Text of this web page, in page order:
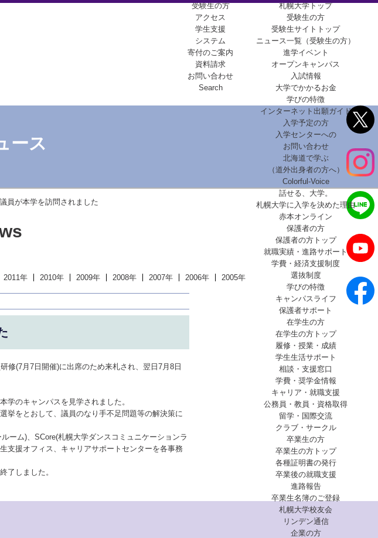
受験生の方
アクセス
学生支援
システム
寄付のご案内
資料請求
お問い合わせ
Search
札幌大学トップ
受験生の方
受験生サイトトップ
ニュース一覧（受験生の方）
進学イベント
オープンキャンパス
入試情報
大学でかかるお金
学びの特徴
インターネット出願ガイド
入学予定の方
入学センターへの
お問い合わせ
北海道で学ぶ
（道外出身者の方へ）
Colorful-Voice
話せる、大学。
札幌大学に入学を決めた理由
赤本オンライン
保護者の方
保護者の方トップ
就職実績・進路サポート
学費・経済支援制度
選抜制度
学びの特徴
キャンパスライフ
保護者サポート
在学生の方
在学生の方トップ
履修・授業・成績
学生生活サポート
相談・支援窓口
学費・奨学金情報
キャリア・就職支援
公務員・教員・資格取得
留学・国際交流
クラブ・サークル
卒業生の方
卒業生の方トップ
各種証明書の発行
卒業後の就職支援
進路報告
卒業生名簿のご登録
札幌大学校友会
リンデン通信
企業の方
ース
員が本学を訪問されました
2011年 2010年 2009年 2008年 2007年 2006年 2005年
修(7月7日開催)に出席のため来札され、翌日7月8日
学のキャンパスを見学されました。
挙をとおして、議員のなり手不足問題等の解決策に
ーム)、SCore(札幌大学ダンスコミュニケーションラ
支援オフィス、キャリアサポートセンターを各事務
了しました。